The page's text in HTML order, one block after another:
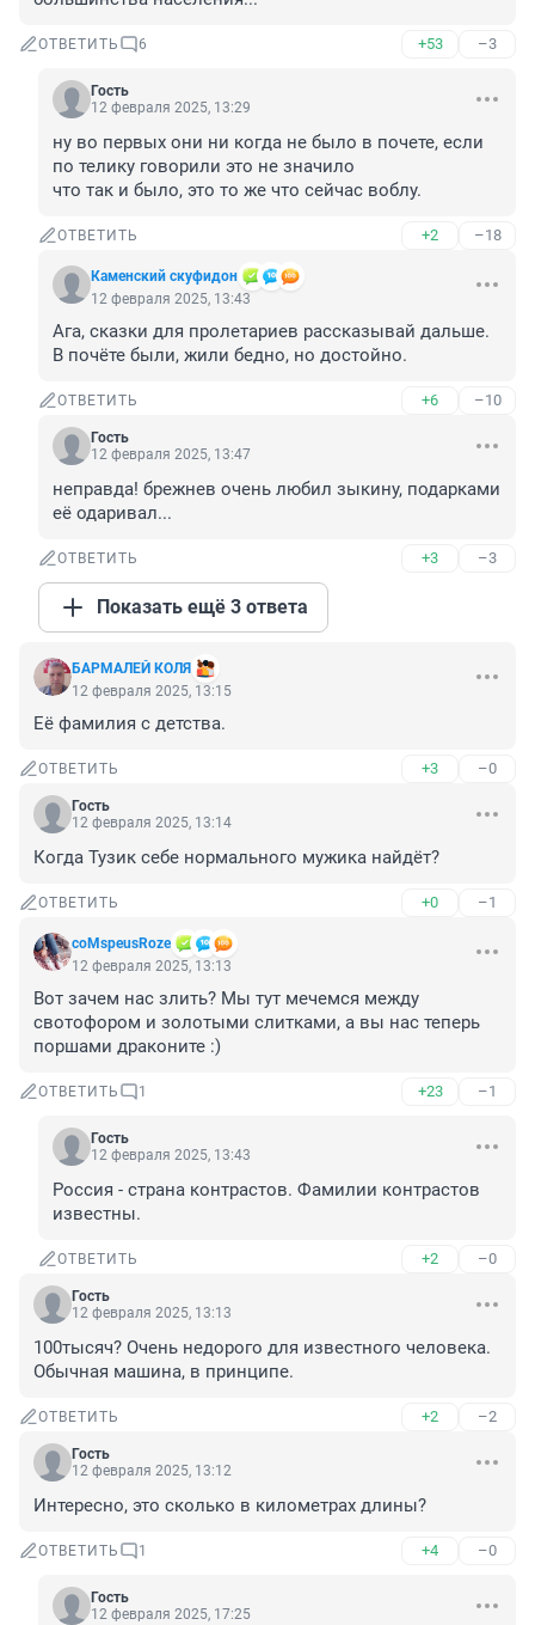
ОТВЕТИТЬ 6 +53 –3
Гость
12 февраля 2025, 13:29
ну во первых они ни когда не было в почете, если
по телику говорили это не значило
что так и было, это то же что сейчас воблу.
ОТВЕТИТЬ +2 –18
Каменский скуфидон
12 февраля 2025, 13:43
Ага, сказки для пролетариев рассказывай дальше.
В почёте были, жили бедно, но достойно.
ОТВЕТИТЬ +6 –10
Гость
12 февраля 2025, 13:47
неправда! брежнев очень любил зыкину, подарками
её одаривал...
ОТВЕТИТЬ +3 –3
Показать ещё 3 ответа
БАРМАЛЕЙ КОЛЯ
12 февраля 2025, 13:15
Её фамилия с детства.
ОТВЕТИТЬ +3 –0
Гость
12 февраля 2025, 13:14
Когда Тузик себе нормального мужика найдёт?
ОТВЕТИТЬ +0 –1
coMspeusRoze
12 февраля 2025, 13:13
Вот зачем нас злить? Мы тут мечемся между
свотофором и золотыми слитками, а вы нас теперь
поршами драконите :)
ОТВЕТИТЬ 1 +23 –1
Гость
12 февраля 2025, 13:43
Россия - страна контрастов. Фамилии контрастов
известны.
ОТВЕТИТЬ +2 –0
Гость
12 февраля 2025, 13:13
100тысяч? Очень недорого для известного человека.
Обычная машина, в принципе.
ОТВЕТИТЬ +2 –2
Гость
12 февраля 2025, 13:12
Интересно, это сколько в километрах длины?
ОТВЕТИТЬ 1 +4 –0
Гость
12 февраля 2025, 17:25